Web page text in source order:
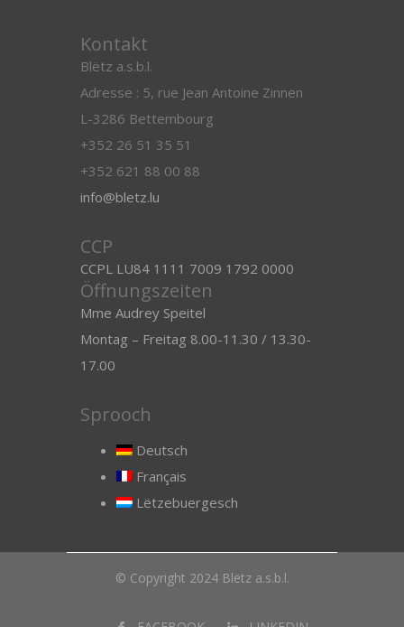
Kontakt
Blëtz a.s.b.l.
Adresse : 5, rue Jean Antoine Zinnen
L-3286 Bettembourg
+352 26 51 35 51
+352 621 88 00 88
info@bletz.lu
CCP
CCPL LU84 1111 7009 1792 0000
Öffnungszeiten
Mme Audrey Speitel
Montag – Freitag 8.00-11.30 / 13.30-
17.00
Sprooch
Deutsch
Français
Lëtzebuergesch
© Copyright 2024 Blëtz a.s.b.l.